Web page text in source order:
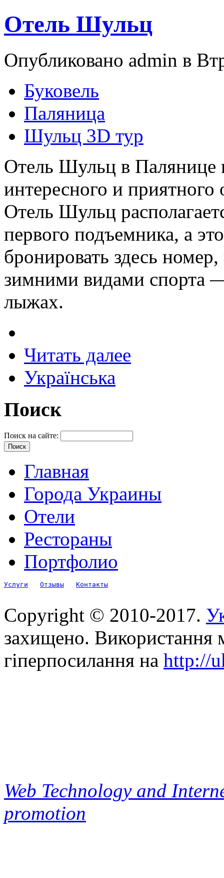
Отель Шульц
Опубликовано admin в
Буковель
Паляница
Шульц 3D тур
Отель Шульц в Палянице
интересного и
Отель Шульц
первого подъемника, а
бронировать здесь
зимними видами спорта
лыжах.
Читать далее
Українська
Поиск
Поиск на сайте:
Главная
Города Украины
Отели
Рестораны
Портфолио
Услуги Отзывы Контакты
Copyright © 2010-2017.
захищено. Використання
гіперпосилання на http://
Web Technology and
promotion